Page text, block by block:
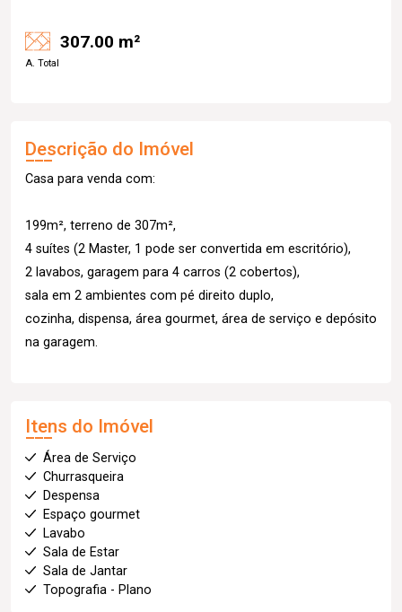
307.00 m²
A. Total
Descrição do Imóvel
Casa para venda com:
199m², terreno de 307m²,
4 suítes (2 Master, 1 pode ser convertida em escritório),
2 lavabos, garagem para 4 carros (2 cobertos),
sala em 2 ambientes com pé direito duplo,
cozinha, dispensa, área gourmet, área de serviço e depósito
na garagem.
Itens do Imóvel
Área de Serviço
Churrasqueira
Despensa
Espaço gourmet
Lavabo
Sala de Estar
Sala de Jantar
Topografia - Plano